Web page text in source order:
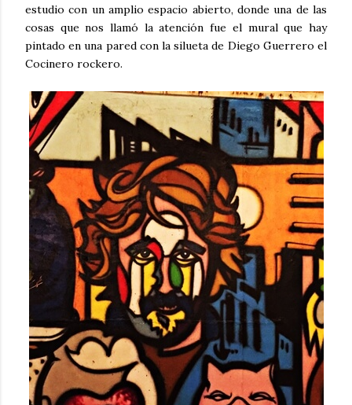
estudio con un amplio espacio abierto, donde una de las
cosas que nos llamó la atención fue el mural que hay
pintado en una pared con la silueta de Diego Guerrero el
Cocinero rockero.